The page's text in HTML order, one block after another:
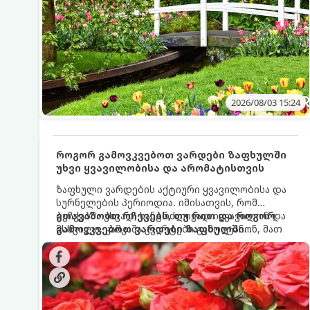
2026/08/03 15:24
როგორ გამოვკვებოთ ვარდები ზაფხულში
უხვი ყვავილობისა და არომატისთვის
ზაფხული ვარდების აქტიური ყვავილობისა და
სურნელების პერიოდია. იმისათვის, რომ
ბუჩქებმა უხვად, ხანგრძლივად იყვავილონ და
მსხვილი, კაშკაშა კვირტები გამოიტანონ, მათ
რეგულარული და სწორი გამოკვება
სჭირდებათ. ზაფხულის პერიოდში მცენარის
მოთხოვნილებები იცვლება, ამიტომ
მნიშვნელოვანია ვიცოდეთ, რომელი სასუქები
გამოიყენება ამ დროს.
გთავაზობთ რჩევებს, თუ რით და როგორ
გამოვკვებოთ ვარდები ზაფხულში
საუკეთესო შედეგის მისაღწევად: